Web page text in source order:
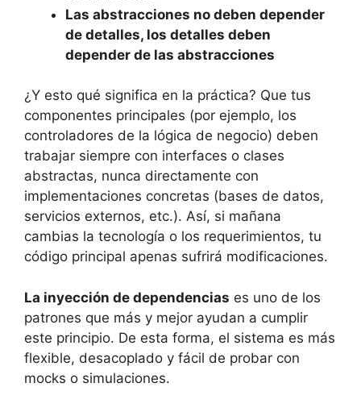
Las abstracciones no deben depender
de detalles, los detalles deben
depender de las abstracciones
¿Y esto qué significa en la práctica? Que tus
componentes principales (por ejemplo, los
controladores de la lógica de negocio) deben
trabajar siempre con interfaces o clases
abstractas, nunca directamente con
implementaciones concretas (bases de datos,
servicios externos, etc.). Así, si mañana
cambias la tecnología o los requerimientos, tu
código principal apenas sufrirá modificaciones.
La inyección de dependencias es uno de los
patrones que más y mejor ayudan a cumplir
este principio. De esta forma, el sistema es más
flexible, desacoplado y fácil de probar con
mocks o simulaciones.